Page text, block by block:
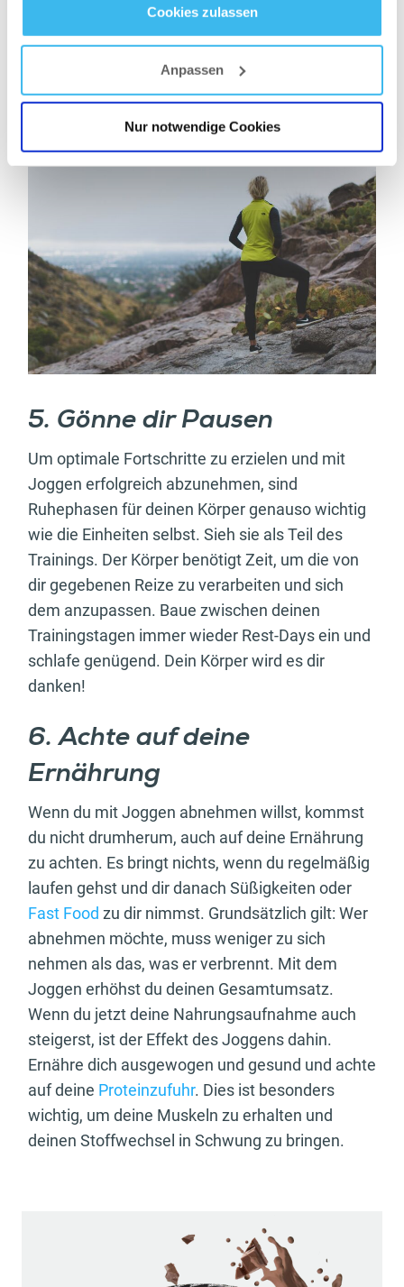
Datenschutz- undCookie-Richtlinien
Cookies zulassen
Anpassen
Nur notwendige Cookies
Beispiel 1x in der Woche. Denn eine intensive
Einheit benötigt auch dementsprechende
Regeneration im Anschluss.
5. Gönne dir Pausen
Um optimale Fortschritte zu erzielen und mit
Joggen erfolgreich abzunehmen, sind
Ruhephasen für deinen Körper genauso wichtig
wie die Einheiten selbst. Sieh sie als Teil des
Trainings. Der Körper benötigt Zeit, um die von
dir gegebenen Reize zu verarbeiten und sich
dem anzupassen. Baue zwischen deinen
Trainingstagen immer wieder Rest-Days ein und
schlafe genügend. Dein Körper wird es dir
danken!
6. Achte auf deine
Ernährung
Wenn du mit Joggen abnehmen willst, kommst
du nicht drumherum, auch auf deine Ernährung
zu achten. Es bringt nichts, wenn du regelmäßig
laufen gehst und dir danach Süßigkeiten oder
Fast Food zu dir nimmst. Grundsätzlich gilt: Wer
abnehmen möchte, muss weniger zu sich
nehmen als das, was er verbrennt. Mit dem
Joggen erhöhst du deinen Gesamtumsatz.
Wenn du jetzt deine Nahrungsaufnahme auch
steigerst, ist der Effekt des Joggens dahin.
Ernähre dich ausgewogen und gesund und achte
auf deine Proteinzufuhr. Dies ist besonders
wichtig, um deine Muskeln zu erhalten und
deinen Stoffwechsel in Schwung zu bringen.